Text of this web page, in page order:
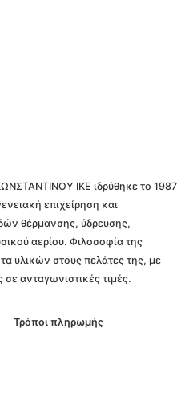
ΙΚΕ ιδρύθηκε το 1987
επιχείρηση και
θέρμανσης, ύδρευσης,
αερίου. Φιλοσοφία της
υλικών στους πελάτες της, με
σε ανταγωνιστικές τιμές.
Τρόποι πληρωμής